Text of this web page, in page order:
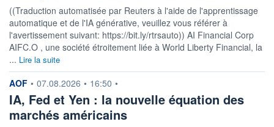
((Traduction automatisée par Reuters à l'aide de l'apprentissage
automatique et de l'IA générative, veuillez vous référer à
l'avertissement suivant: https://bit.ly/rtrsauto)) AI Financial Corp
AIFC.O , une société étroitement liée à World Liberty Financial, la
... Lire la suite
information fournie par
AOF • 07.08.2026 • 16:50 •
IA, Fed et Yen : la nouvelle équation des
marchés américains